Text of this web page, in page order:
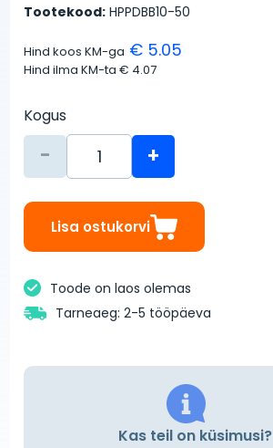
Tootekood: HPPDBB10-50
Hind koos KM-ga € 5.05
Hind ilma KM-ta€ 4.07
Kogus
- +
Lisa ostukorvi
Toode on laos olemas
Tarneaeg: 2-5 tööpäeva
Kas teil on küsimusi?